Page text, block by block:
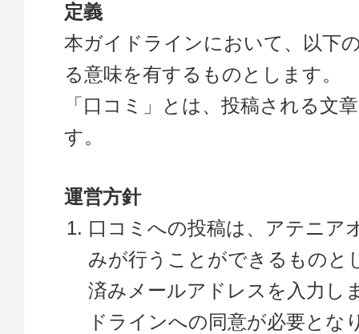
定義
本ガイドラインにおいて、以下
る意味を有するものとします。
「口コミ」とは、投稿される文
す。
運営方針
口コミへの投稿は、アテニア
みが行うことができるものと
済みメールアドレスを入力し
ドラインへの同意が必要とな